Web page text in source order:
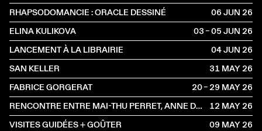
RHAPSODOMANCIE : ORACLE DESSINÉ
06 JUN2026
ELINA KULIKOVA
03 – 05 JUN2026
LANCEMENT À LA LIBRAIRIE
04 JUN2026
SAN KELLER
31 MAY2026
FABRICE GORGERAT
20 – 29 MAY2026
RENCONTRE ENTRE MAI-THU PERRET, ANNE DRESSEN ET IDA SOULARD
12 MAY2026
VISITES GUIDÉES + GOÛTER
09 MAY2026